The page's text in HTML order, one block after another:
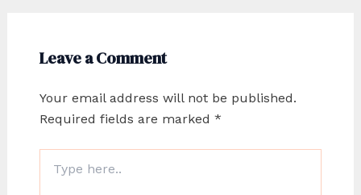
Leave a Comment
Your email address will not be published.
Required fields are marked *
here..